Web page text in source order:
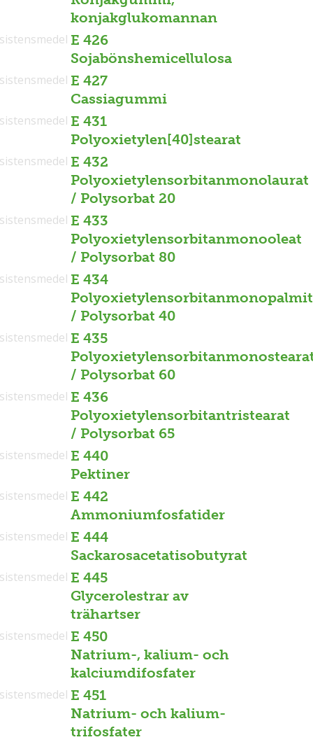
konjakglukomannan
E 426
Sojabönshemicellulosa
E 427
Cassiagummi
E 431
Polyoxietylen[40]stearat
E 432
Polyoxietylensorbitanmonolaurat
/ Polysorbat 20
E 433
Polyoxietylensorbitanmonooleat
/ Polysorbat 80
E 434
/ Polysorbat 40
E 435
/ Polysorbat 60
E 436
Polyoxietylensorbitantristearat
/ Polysorbat 65
E 440
Pektiner
E 442
Ammoniumfosfatider
E 444
Sackarosacetatisobutyrat
E 445
Glycerolestrar av
trähartser
E 450
Natrium-, kalium- och
kalciumdifosfater
E 451
Natrium- och kalium-
trifosfater